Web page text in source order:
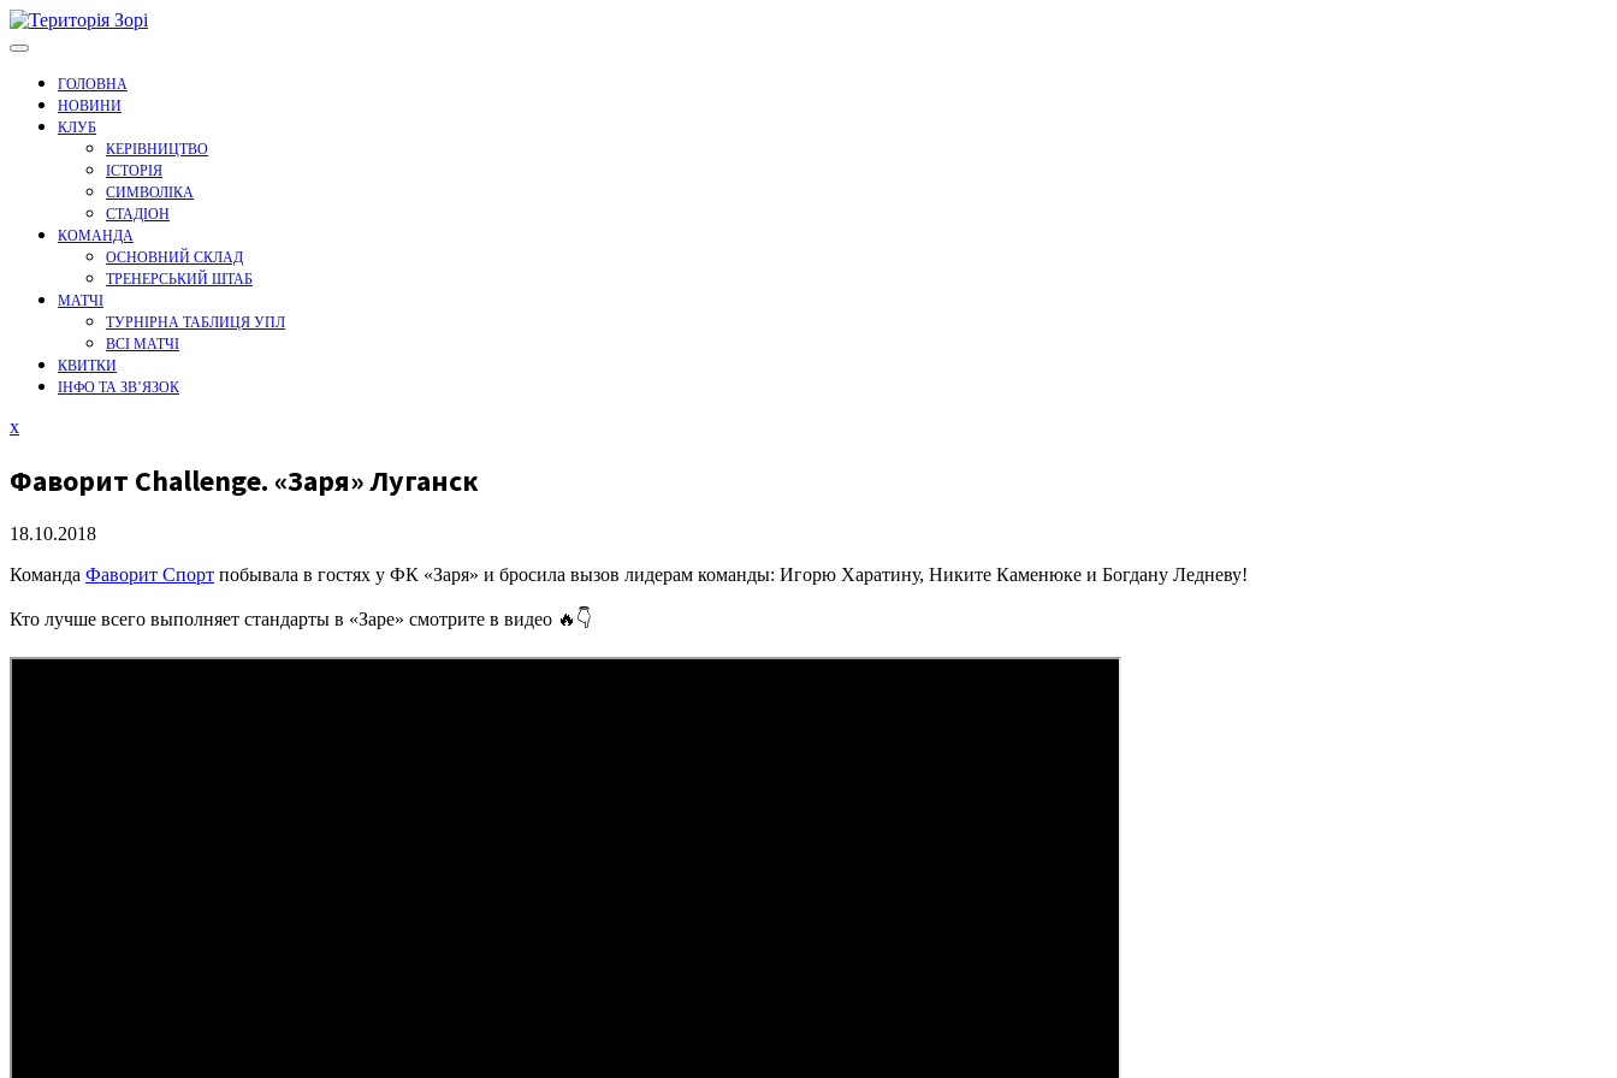
Перейти
до
ГОЛОВНА
НОВИНИ
КЛУБ
КЕРІВНИЦТВО
ІСТОРІЯ
СИМВОЛІКА
СТАДІОН
КОМАНДА
ОСНОВНИЙ СКЛАД
ТРЕНЕРСЬКИЙ ШТАБ
МАТЧІ
ТУРНІРНА ТАБЛИЦЯ УПЛ
ВСІ МАТЧІ
КВИТКИ
ІНФО ТА ЗВ’ЯЗОК
xЗакрити
Фаворит Challenge. «Заря» Луганск
18.10.2018
Команда Фаворит Спорт побывала в гостях у ФК «Заря» и бросила вызов лидерам команды: Игорю Харатину, Никите Каменюке и Богдану Ледневу!
Кто лучше всего выполняет стандарты в «Заре» смотрите в видео 🔥👇